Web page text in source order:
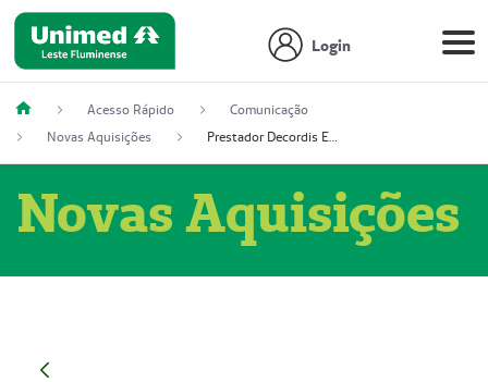
Login
Acesso Rápido
Comunicação
Novas Aquisições
Prestador Decordis Exames Cardiológicos LTDA (51004346-0)
Novas Aquisições